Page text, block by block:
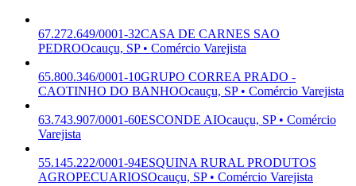
67.272.649/0001-32CASA DE CARNES SAO
PEDROOcauçu, SP • Comércio Varejista
65.800.346/0001-10GRUPO CORREA PRADO -
CAOTINHO DO BANHOOcauçu, SP • Comércio Varejista
63.743.907/0001-60ESCONDE AIOcauçu, SP • Comércio
Varejista
55.145.222/0001-94ESQUINA RURAL PRODUTOS
AGROPECUARIOSOcauçu, SP • Comércio Varejista